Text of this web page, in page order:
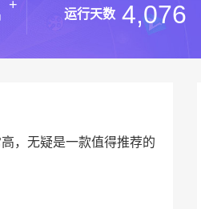
+
运行天数 4,076
，无疑是一款值得推荐的